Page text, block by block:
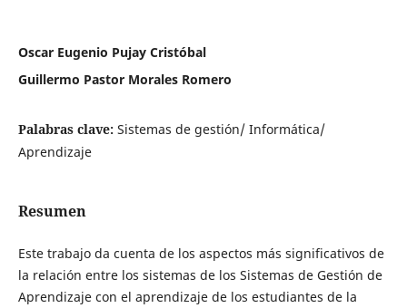
Oscar Eugenio Pujay Cristóbal
Guillermo Pastor Morales Romero
Palabras clave: Sistemas de gestión/ Informática/
Aprendizaje
Resumen
Este trabajo da cuenta de los aspectos más significativos de
la relación entre los sistemas de los Sistemas de Gestión de
Aprendizaje con el aprendizaje de los estudiantes de la